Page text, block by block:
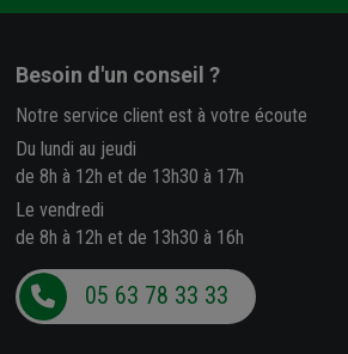
Besoin d'un conseil ?
Notre service client est à votre écoute
Du lundi au jeudi
de 8h à 12h et de 13h30 à 17h
Le vendredi
de 8h à 12h et de 13h30 à 16h
05 63 78 33 33